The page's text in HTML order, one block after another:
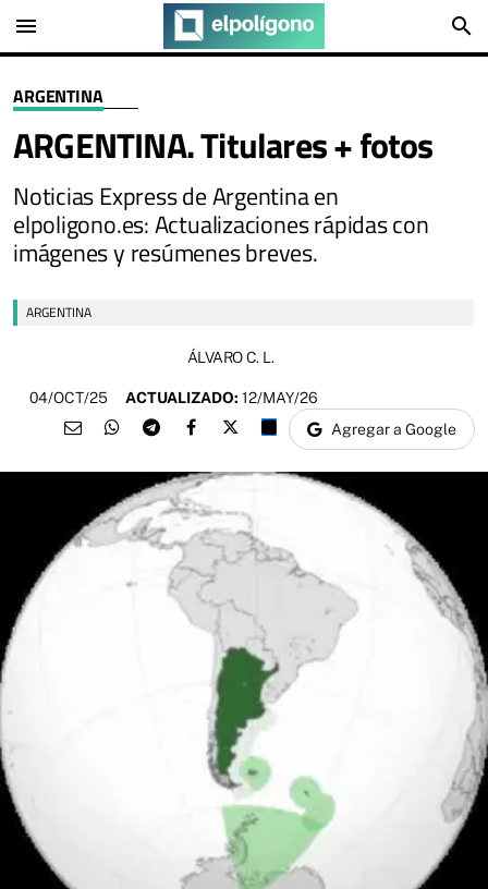
menu search
ARGENTINA
ARGENTINA. Titulares + fotos
Noticias Express de Argentina en
elpoligono.es: Actualizaciones rápidas con
imágenes y resúmenes breves.
ARGENTINA
ÁLVARO C. L.
04/OCT/25 ACTUALIZADO: 12/MAY/26
Agregar a Google